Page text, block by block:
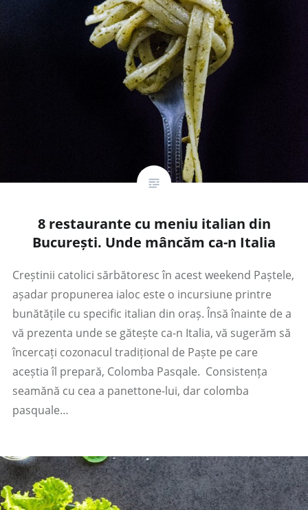
8 restaurante cu meniu italian din
București. Unde mâncăm ca-n Italia
Creștinii catolici sărbătoresc în acest weekend Paștele,
așadar propunerea ialoc este o incursiune printre
bunătățile cu specific italian din oraș. Însă înainte de a
vă prezenta unde se gătește ca-n Italia, vă sugerăm să
încercați cozonacul tradițional de Paște pe care
aceștia îl prepară, Colomba Pasqale. Consistența
seamănă cu cea a panettone-lui, dar colomba
pasquale…